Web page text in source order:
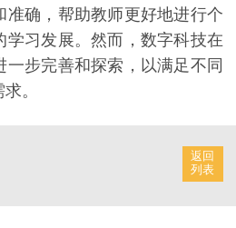
准确，帮助教师更好地进行个
学习发展。然而，数字科技在
步完善和探索，以满足不同
。
返回
列表